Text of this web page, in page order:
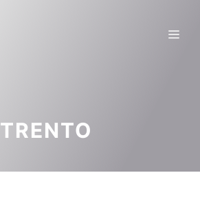
TRENTO